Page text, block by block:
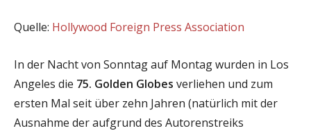
Quelle: Hollywood Foreign Press Association
In der Nacht von Sonntag auf Montag wurden in Los
Angeles die 75. Golden Globes verliehen und zum
ersten Mal seit über zehn Jahren (natürlich mit der
Ausnahme der aufgrund des Autorenstreiks